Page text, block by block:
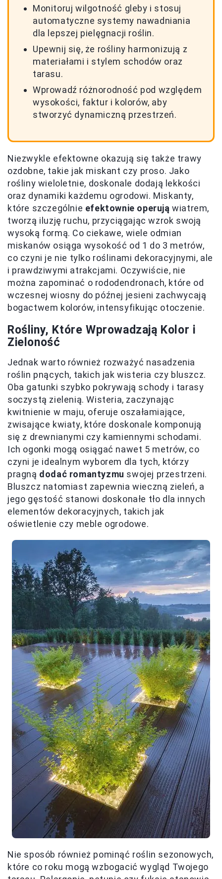
Monitoruj wilgotność gleby i stosuj
automatyczne systemy nawadniania
dla lepszej pielęgnacji roślin.
Upewnij się, że rośliny harmonizują z
materiałami i stylem schodów oraz
tarasu.
Wprowadź różnorodność pod względem
wysokości, faktur i kolorów, aby
stworzyć dynamiczną przestrzeń.
Niezwykle efektowne okazują się także trawy
ozdobne, takie jak miskant czy proso. Jako
rośliny wieloletnie, doskonale dodają lekkości
oraz dynamiki każdemu ogrodowi. Miskanty,
które szczególnie efektownie operują wiatrem,
tworzą iluzję ruchu, przyciągając wzrok swoją
wysoką formą. Co ciekawe, wiele odmian
miskanów osiąga wysokość od 1 do 3 metrów,
co czyni je nie tylko roślinami dekoracyjnymi, ale
i prawdziwymi atrakcjami. Oczywiście, nie
można zapominać o rododendronach, które od
wczesnej wiosny do późnej jesieni zachwycają
bogactwem kolorów, intensyfikując otoczenie.
Rośliny, Które Wprowadzają Kolor i
Zieloność
Jednak warto również rozważyć nasadzenia
roślin pnących, takich jak wisteria czy bluszcz.
Oba gatunki szybko pokrywają schody i tarasy
soczystą zielenią. Wisteria, zaczynając
kwitnienie w maju, oferuje oszałamiające,
zwisające kwiaty, które doskonale komponują
się z drewnianymi czy kamiennymi schodami.
Ich ogonki mogą osiągać nawet 5 metrów, co
czyni je idealnym wyborem dla tych, którzy
pragną dodać romantyzmu swojej przestrzeni.
Bluszcz natomiast zapewnia wieczną zieleń, a
jego gęstość stanowi doskonałe tło dla innych
elementów dekoracyjnych, takich jak
oświetlenie czy meble ogrodowe.
Nie sposób również pominąć roślin sezonowych,
które co roku mogą wzbogacić wygląd Twojego